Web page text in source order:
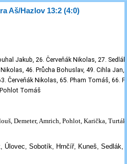
Aš/Hazlov 13:2 (4:0)
Jakub, 26. Červeňák Nikolas, 27.
46. Průcha Bohuslav, 49. Cihla Jan,
Červeňák Nikolas, 65. Pham Tomáš, 66.
Tomáš
Demeter, Amrich, Pohlot, Karička,
Úlovec, Sobotík, Hrnčíř, Kuneš, Sedlák,